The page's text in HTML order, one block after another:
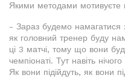
Якими методами мотивуєте
- Зараз будемо намагатися
як головний тренер буду
ці 3 матчі, тому що вони
чемпіонаті. Тут навіть
Як вони підійдуть, як вони